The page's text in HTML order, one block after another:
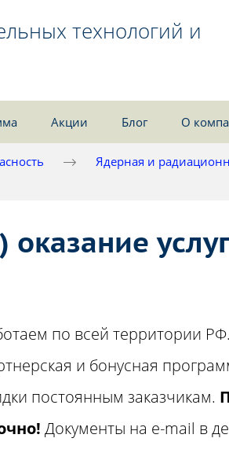
технологий и
Акции Блог О
Ядерная и
по всей территории РФ.
и бонусная
постоянным заказчикам.
Документы на e-mail в